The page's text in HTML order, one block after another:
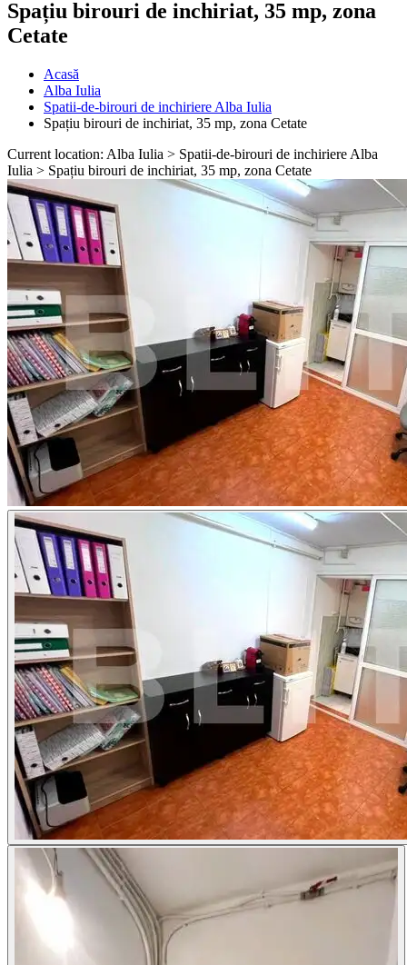
Spațiu birouri de inchiriat, 35 mp, zona
Cetate
Acasă
Alba Iulia
Spatii-de-birouri de inchiriere Alba Iulia
Spațiu birouri de inchiriat, 35 mp, zona Cetate
Current location: Alba Iulia > Spatii-de-birouri de inchiriere Alba
Iulia > Spațiu birouri de inchiriat, 35 mp, zona Cetate